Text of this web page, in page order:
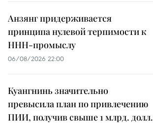
Анзянг придерживается
принципа нулевой терпимости к
ННН-промыслу
06/08/2026 22:00
Куангнинь значительно
превысила план по привлечению
ПИИ, получив свыше 1 млрд. долл.